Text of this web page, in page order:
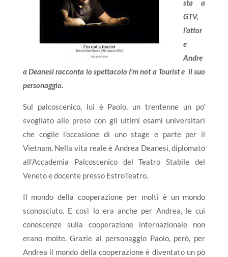
sta a
GTV,
l’attor
e
Andre
a Deanesi racconta lo spettacolo I’m not a Tourist e il suo
personaggio.
Sul palcoscenico, lui è Paolo, un trentenne un po’
svogliato alle prese con gli ultimi esami universitari
che coglie l’occasione di uno stage e parte per il
Vietnam. Nella vita reale è Andrea Deanesi, diplomato
all’Accademia Palcoscenico del Teatro Stabile del
Veneto e docente presso EstroTeatro.
Il mondo della cooperazione per molti è un mondo
sconosciuto. E così lo era anche per Andrea, le cui
conoscenze sulla cooperazione internazionale non
erano molte. Grazie al personaggio Paolo, però, per
Andrea il mondo della cooperazione è diventato un pò